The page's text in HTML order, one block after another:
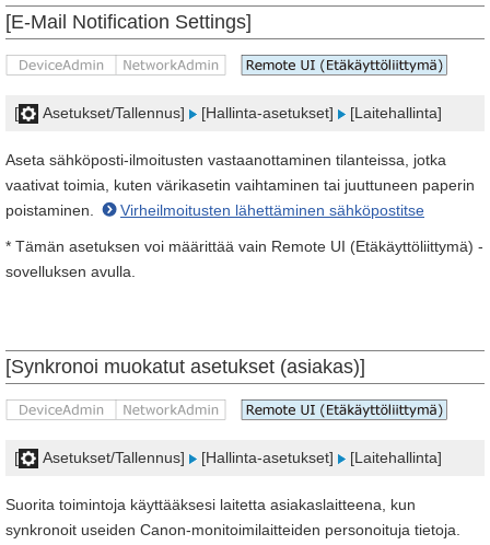
[E-Mail Notification Settings]
[ Asetukset/Tallennus] [Hallinta-asetukset] [Laitehallinta]
Aseta sähköposti-ilmoitusten vastaanottaminen tilanteissa, jotka
vaativat toimia, kuten värikasetin vaihtaminen tai juuttuneen paperin
poistaminen.
Virheilmoitusten lähettäminen sähköpostitse
* Tämän asetuksen voi määrittää vain Remote UI (Etäkäyttöliittymä) -
sovelluksen avulla.
[Synkronoi muokatut asetukset (asiakas)]
[ Asetukset/Tallennus] [Hallinta-asetukset] [Laitehallinta]
Suorita toimintoja käyttääksesi laitetta asiakaslaitteena, kun
synkronoit useiden Canon-monitoimilaitteiden personoituja tietoja.